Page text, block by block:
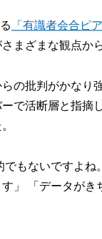
「有識者会合ピ
まざまな観点か
の批判がかなり
で活断層と指摘
もないですよ
」 「データがき